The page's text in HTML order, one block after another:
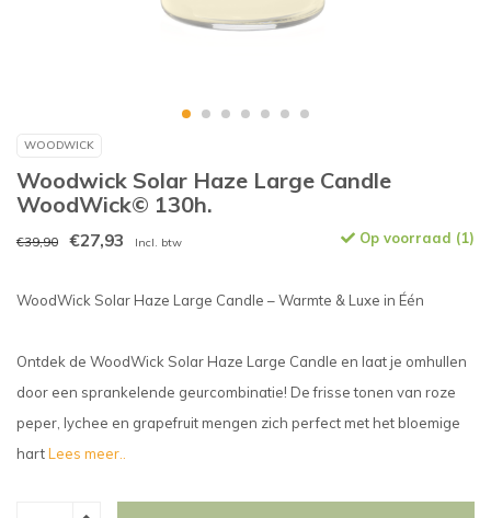
WOODWICK
Woodwick Solar Haze Large Candle
WoodWick© 130h.
€39,90 €27,93 Incl. btw Op voorraad (1)
WoodWick Solar Haze Large Candle – Warmte & Luxe in Één
Ontdek de WoodWick Solar Haze Large Candle en laat je omhullen
door een sprankelende geurcombinatie! De frisse tonen van roze
peper, lychee en grapefruit mengen zich perfect met het bloemige
hartLees meer..